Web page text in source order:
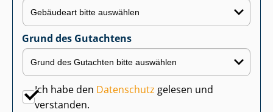
Grund des Gutachtens
Ich habe den Datenschutz gelesen und
verstanden.